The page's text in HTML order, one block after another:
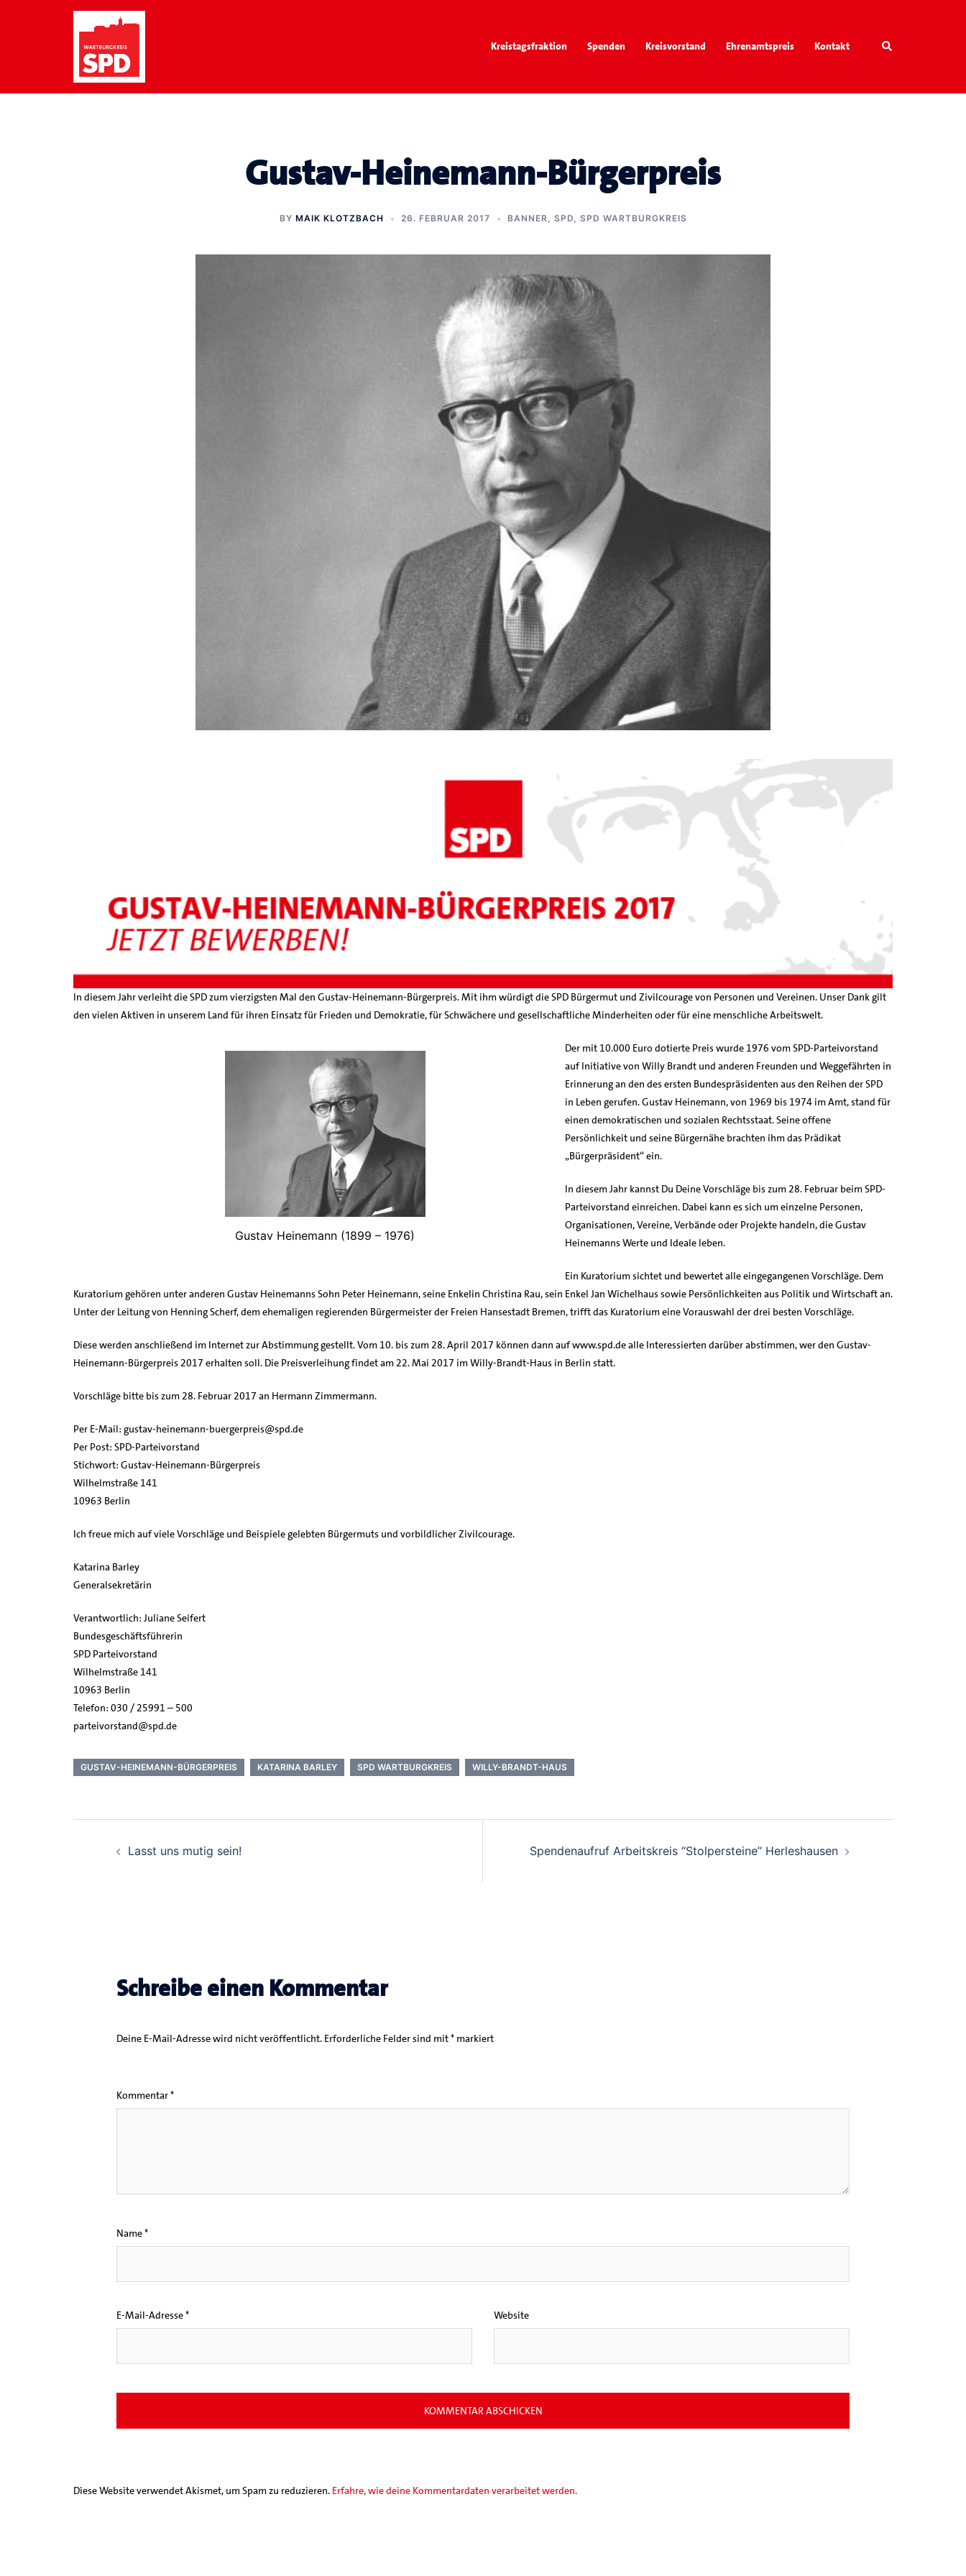
Kreistagsfraktion Spenden Kreisvorstand Ehrenamtspreis Kontakt Search
Gustav-Heinemann-Bürgerpreis
BY MAIK KLOTZBACH 26. FEBRUAR 2017 BANNER SPD SPD WARTBURGKREIS
In diesem Jahr verleiht die SPD zum vierzigsten Mal den Gustav-Heinemann-Bürgerpreis. Mit ihm würdigt die SPD Bürgermut und Zivilcourage von Personen und Vereinen. Unser Dank gilt
den vielen Aktiven in unserem Land für ihren Einsatz für Frieden und Demokratie, für Schwächere und gesellschaftliche Minderheiten oder für eine menschliche Arbeitswelt.
Gustav Heinemann (1899 – 1976)
Der mit 10.000 Euro dotierte Preis wurde 1976 vom SPD-Parteivorstand
auf Initiative von Willy Brandt und anderen Freunden und Weggefährten in
Erinnerung an den des ersten Bundespräsidenten aus den Reihen der SPD
in Leben gerufen. Gustav Heinemann, von 1969 bis 1974 im Amt, stand für
einen demokratischen und sozialen Rechtsstaat. Seine offene
Persönlichkeit und seine Bürgernähe brachten ihm das Prädikat
„Bürgerpräsident“ ein.
In diesem Jahr kannst Du Deine Vorschläge bis zum 28. Februar beim SPD-
Parteivorstand einreichen. Dabei kann es sich um einzelne Personen,
Organisationen, Vereine, Verbände oder Projekte handeln, die Gustav
Heinemanns Werte und Ideale leben.
Ein Kuratorium sichtet und bewertet alle eingegangenen Vorschläge. Dem
Kuratorium gehören unter anderen Gustav Heinemanns Sohn Peter Heinemann, seine Enkelin Christina Rau, sein Enkel Jan Wichelhaus sowie Persönlichkeiten aus Politik und Wirtschaft an.
Unter der Leitung von Henning Scherf, dem ehemaligen regierenden Bürgermeister der Freien Hansestadt Bremen, trifft das Kuratorium eine Vorauswahl der drei besten Vorschläge.
Diese werden anschließend im Internet zur Abstimmung gestellt. Vom 10. bis zum 28. April 2017 können dann auf www.spd.de alle Interessierten darüber abstimmen, wer den Gustav-
Heinemann-Bürgerpreis 2017 erhalten soll. Die Preisverleihung findet am 22. Mai 2017 im Willy-Brandt-Haus in Berlin statt.
Vorschläge bitte bis zum 28. Februar 2017 an Hermann Zimmermann.
Per E-Mail: gustav-heinemann-buergerpreis@spd.de
Per Post: SPD-Parteivorstand
Stichwort: Gustav-Heinemann-Bürgerpreis
Wilhelmstraße 141
10963 Berlin
Ich freue mich auf viele Vorschläge und Beispiele gelebten Bürgermuts und vorbildlicher Zivilcourage.
Katarina Barley
Generalsekretärin
Verantwortlich: Juliane Seifert
Bundesgeschäftsführerin
SPD Parteivorstand
Wilhelmstraße 141
10963 Berlin
Telefon: 030 / 25991 – 500
parteivorstand@spd.de
GUSTAV-HEINEMANN-BÜRGERPREIS KATARINA BARLEY SPD WARTBURGKREIS WILLY-BRANDT-HAUS
Beitrags-
Lasst uns mutig sein! Spendenaufruf Arbeitskreis “Stolpersteine” Herleshausen
Schreibe einen Kommentar
Deine E-Mail-Adresse wird nicht veröffentlicht. Erforderliche Felder sind mit* markiert
Kommentar*
Name*
E-Mail-Adresse* Website
Diese Website verwendet Akismet, um Spam zu reduzieren. Erfahre, wie deine Kommentardaten verarbeitet werden.